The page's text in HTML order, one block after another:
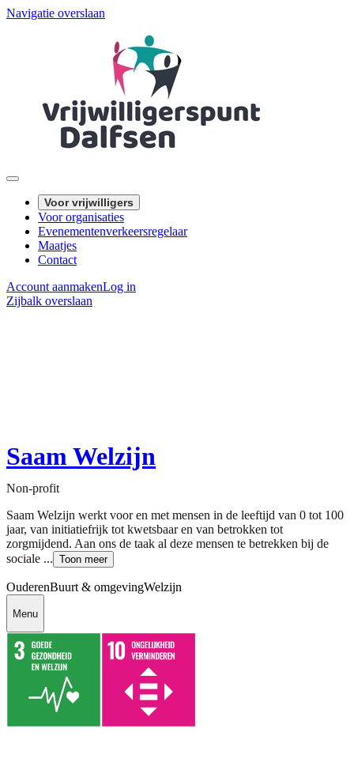
Navigatie overslaan
Voor vrijwilligers
Voor organisaties
Evenementenverkeersregelaar
Maatjes
Contact
Account aanmakenLog in
Zijbalk overslaan
Saam Welzijn
Non-profit
Saam Welzijn werkt voor en met mensen in de leeftijd van 0 tot 100
jaar, van initiatiefrijk tot kwetsbaar en van betrokken tot
zorgmijdend. Aan ons de taak al deze mensen te betrekken bij de
sociale ... Toon meer
OuderenBuurt & omgevingWelzijn
Menu